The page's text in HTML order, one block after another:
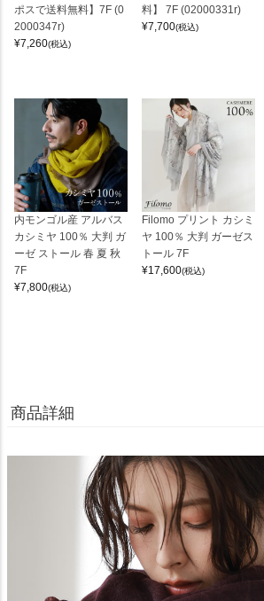
ポスで送料無料】7F (0
2000347r)
¥7,260(税込)
料】 7F (02000331r)
¥7,700(税込)
内モンゴル産 アルバス
カシミヤ 100％ 大判 ガ
ーゼ ストール 春 夏 秋
7F
¥7,800(税込)
Filomo プリント カシミ
ヤ 100％ 大判 ガーゼス
トール 7F
¥17,600(税込)
商品詳細